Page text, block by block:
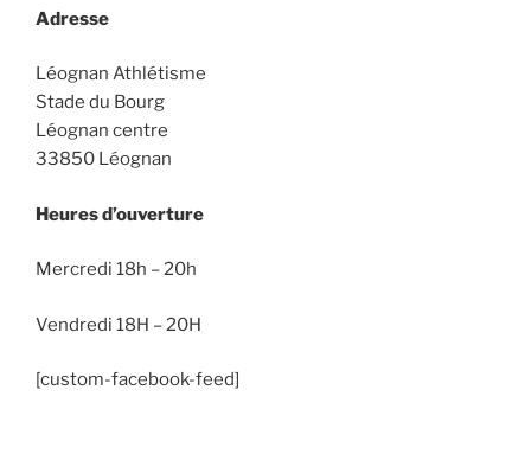
Adresse
Léognan Athlétisme
Stade du Bourg
Léognan centre
33850 Léognan
Heures d’ouverture
Mercredi 18h – 20h
Vendredi 18H – 20H
[custom-facebook-feed]